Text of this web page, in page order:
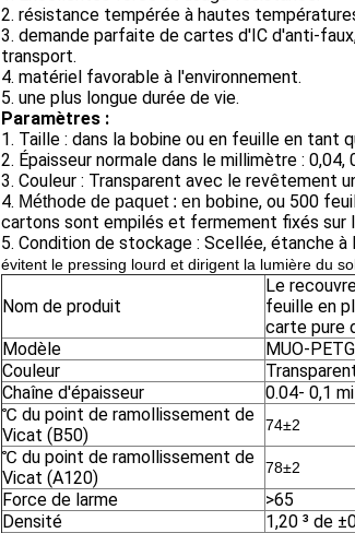
2. résistance tempérée à hautes
3. demande parfaite de cartes d'IC d'anti-
transport.
4. matériel favorable à l'environnement.
5. une plus longue durée de vie.
Paramètres :
1. Taille : dans la bobine ou en feuille en tant
2. Épaisseur normale dans le millimètre : 0,04,
3. Couleur : Transparent avec le revêtement
4. Méthode de paquet : en bobine, ou 500
cartons sont empilés et fermement fixés
5. Condition de stockage : Scellée, étanche
évitent le pressing lourd et dirigent la lumière du
Nom de produit
Le
feuille en
carte pure
Modèle
MUO-PETG
Couleur
Chaîne d'épaisseur
0.04- 0,1
℃ du point de ramollissement de
Vicat (B50)
74±2
℃ du point de ramollissement de
Vicat (A120)
78±2
Force de larme
>65
Densité
1,20 ³ de